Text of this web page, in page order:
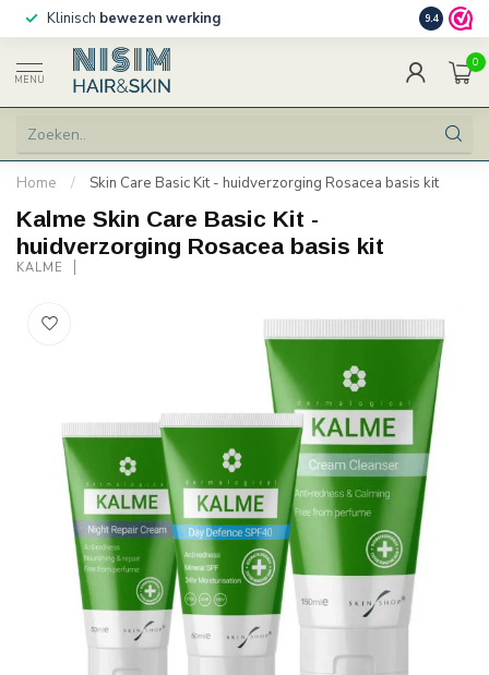
Klinisch bewezen werking 9.4
MENU
0
Home / Skin Care Basic Kit - huidverzorging Rosacea basis kit
Kalme Skin Care Basic Kit -
huidverzorging Rosacea basis kit
KALME